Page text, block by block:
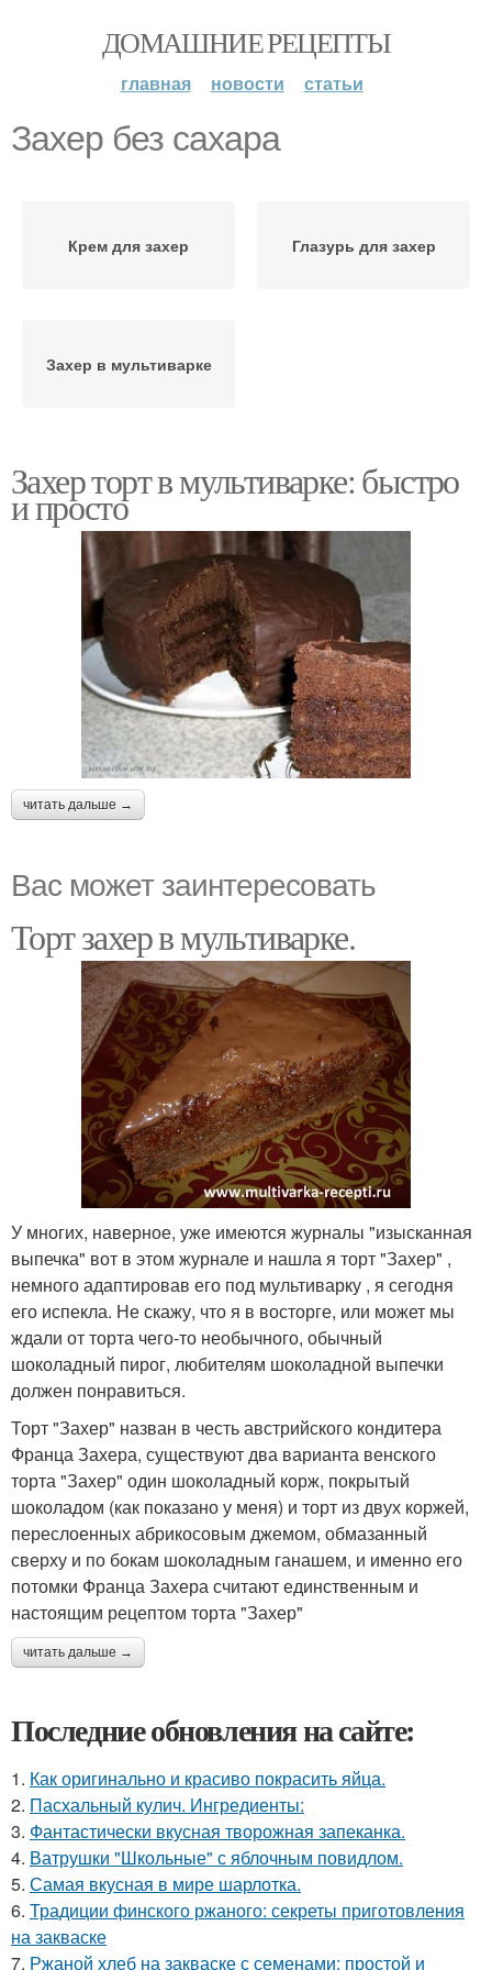
ДОМАШНИЕ РЕЦЕПТЫ
главная новости статьи
Захер без сахара
Крем для захер Глазурь для захер
Захер в мультиварке
Захер торт в мультиварке: быстро
и просто
читать дальше →
Вас может заинтересовать
Торт захер в мультиварке.
У многих, наверное, уже имеются журналы "изысканная
выпечка" вот в этом журнале и нашла я торт "Захер" ,
немного адаптировав его под мультиварку , я сегодня
его испекла. Не скажу, что я в восторге, или может мы
ждали от торта чего-то необычного, обычный
шоколадный пирог, любителям шоколадной выпечки
должен понравиться.
Торт "Захер" назван в честь австрийского кондитера
Франца Захера, существуют два варианта венского
торта "Захер" один шоколадный корж, покрытый
шоколадом (как показано у меня) и торт из двух коржей,
переслоенных абрикосовым джемом, обмазанный
сверху и по бокам шоколадным ганашем, и именно его
потомки Франца Захера считают единственным и
настоящим рецептом торта "Захер"
читать дальше →
Последние обновления на сайте:
1. Как оригинально и красиво покрасить яйца.
2. Пасхальный кулич. Ингредиенты:
3. Фантастически вкусная творожная запеканка.
4. Ватрушки "Школьные" с яблочным повидлом.
5. Самая вкусная в мире шарлотка.
6. Традиции финского ржаного: секреты приготовления
на закваске
7. Ржаной хлеб на закваске с семенами: простой и